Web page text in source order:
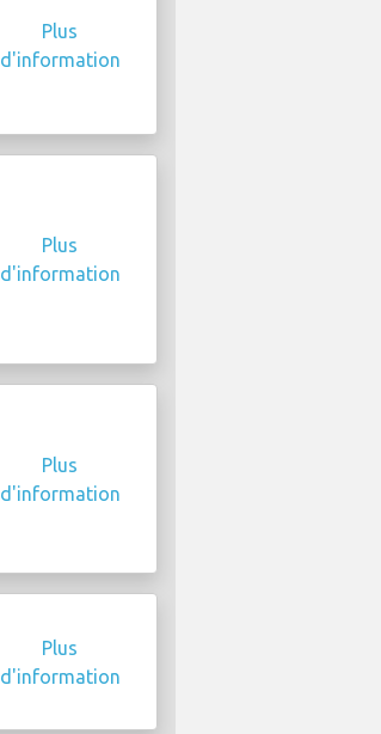
Plus
d'information
Plus
d'information
Plus
d'information
Plus
d'information